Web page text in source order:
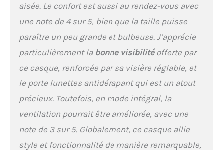
aisée. Le confort est aussi au rendez-vous avec
une note de 4 sur 5, bien que la taille puisse
paraître un peu grande et bulbeuse. J’apprécie
particulièrement la bonne visibilitéofferte par
ce casque, renforcée par sa visière réglable, et
le porte lunettes antidérapant qui est un atout
précieux. Toutefois, en mode intégral, la
ventilation pourrait être améliorée, avec une
note de 3 sur 5. Globalement, ce casque allie
style et fonctionnalité de manière remarquable,